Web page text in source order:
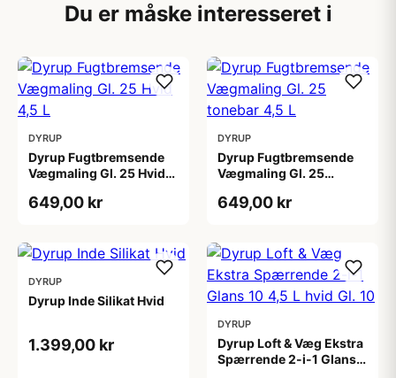
Du er måske interesseret i
DYRUP
Dyrup Fugtbremsende
Vægmaling Gl. 25 Hvid
649,00 kr
DYRUP
Dyrup Fugtbremsende
Vægmaling Gl. 25
649,00 kr
DYRUP
Dyrup Inde Silikat Hvid
1.399,00 kr
DYRUP
Dyrup Loft & Væg Ekstra
Spærrende 2-i-1 Glans